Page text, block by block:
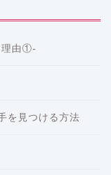
理由①-
を見つける方法